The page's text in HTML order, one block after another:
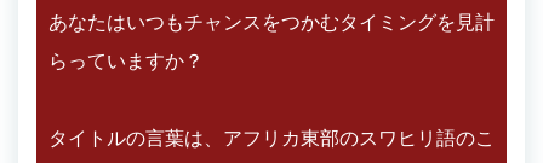
あなたはいつもチャンスをつかむタイミングを見計
らっていますか？
タイトルの言葉は、アフリカ東部のスワヒリ語のこ